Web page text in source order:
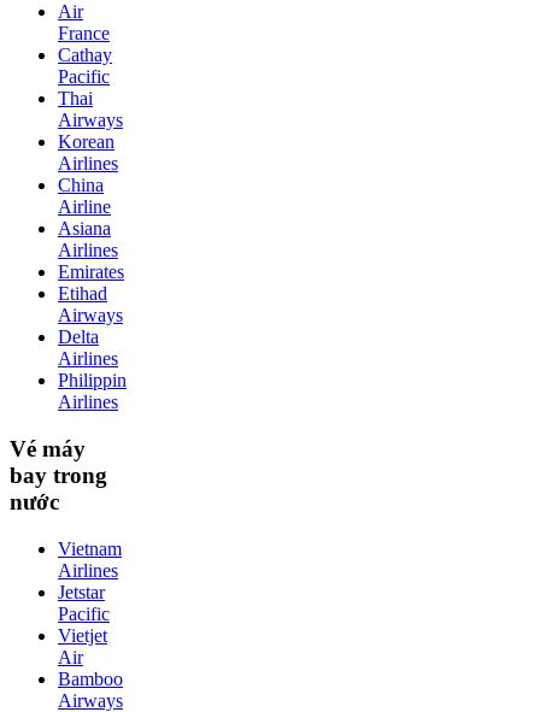
Air
France
Cathay
Pacific
Thai
Airways
Korean
Airlines
China
Airline
Asiana
Airlines
Emirates
Etihad
Airways
Delta
Airlines
Philippin
Airlines
Vé máy
bay trong
nước
Vietnam
Airlines
Jetstar
Pacific
Vietjet
Air
Bamboo
Airways